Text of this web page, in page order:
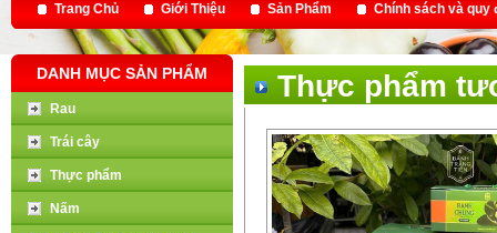
Trang Chủ Giới Thiệu Sản Phẩm Chính sách và quy
DANH MỤC SẢN PHẨM
Rau
Trái cây
Thực phẩm
Nấm
Thực phẩm